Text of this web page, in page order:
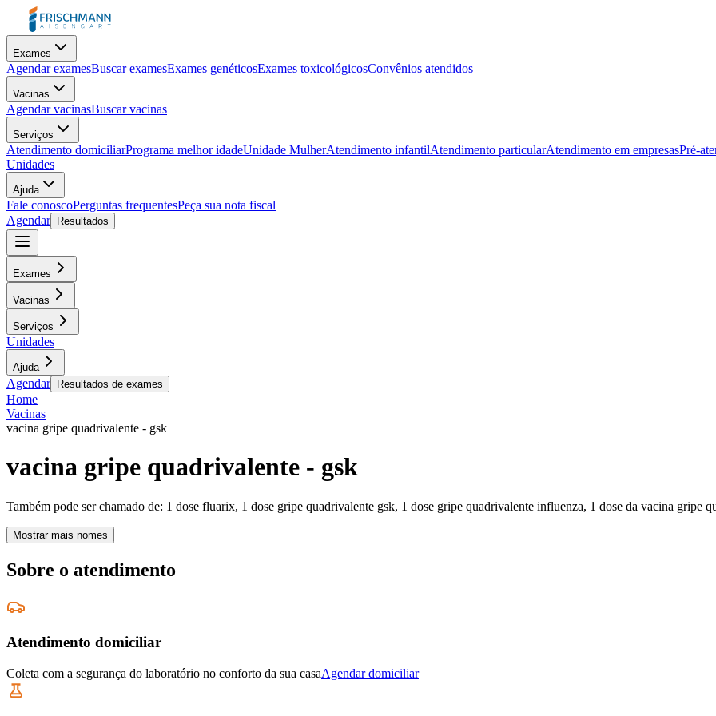
Exames
Agendar examesBuscar examesExames genéticosExames toxicológicosConvênios atendidos
Vacinas
Agendar vacinasBuscar vacinas
Serviços
Atendimento domiciliarPrograma melhor idadeUnidade MulherAtendimento infantilAtendimento particularAtendimento em empresasPré-
Unidades
Ajuda
Fale conoscoPerguntas frequentesPeça sua nota fiscal
Agendar
Resultados
Exames
Vacinas
Serviços
Unidades
Ajuda
Agendar Resultados de exames
Home
Vacinas
vacina gripe quadrivalente - gsk
vacina gripe quadrivalente - gsk
Também pode ser chamado de: 1 dose fluarix, 1 dose gripe quadrivalente gsk, 1 dose gripe quadrivalente influenza, 1 dose da vacina gripe
Mostrar mais nomes
Sobre o atendimento
Atendimento domiciliar
Coleta com a segurança do laboratório no conforto da sua casaAgendar domiciliar